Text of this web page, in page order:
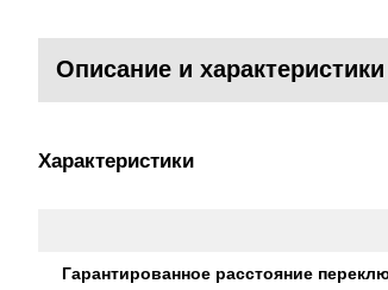
Описание и характеристики
Характеристики
Гарантированное расстояние